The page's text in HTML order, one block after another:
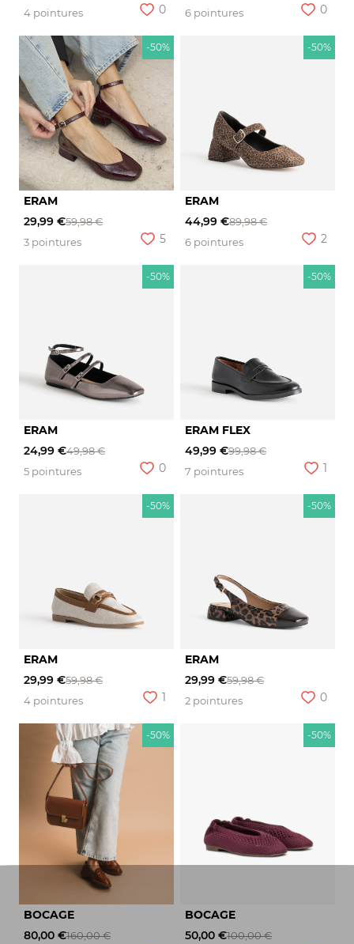
4 pointures
0
6 pointures
0
-50%
ERAM
29,99 €59,98 €
3 pointures
5
-50%
ERAM
44,99 €89,98 €
6 pointures
2
-50%
ERAM
24,99 €49,98 €
5 pointures
0
-50%
ERAM FLEX
49,99 €99,98 €
7 pointures
1
-50%
ERAM
29,99 €59,98 €
4 pointures
1
-50%
ERAM
29,99 €59,98 €
2 pointures
0
-50%
BOCAGE
80,00 €160,00 €
-50%
BOCAGE
50,00 €100,00 €